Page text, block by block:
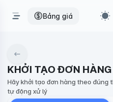
Bảng giá
KHỞI TẠO ĐƠN
Hãy khởi tạo đơn hàng theo đúng
tự động xử lý